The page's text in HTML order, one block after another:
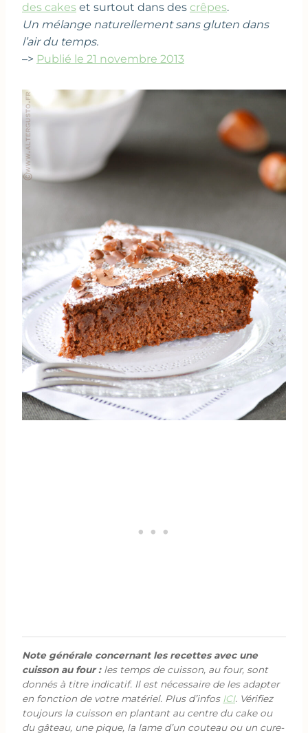
des cakes et surtout dans des crêpes.
Un mélange naturellement sans gluten dans
l’air du temps.
–> Publié le 21 novembre 2013
Note générale concernant les recettes avec une
cuisson au four :les temps de cuisson, au four, sont
donnés à titre indicatif. Il est nécessaire de les adapter
en fonction de votre matériel. Plus d’infos ICI. Vérifiez
toujours la cuisson en plantant au centre du cake ou
du gâteau, une pique, la lame d’un couteau ou un cure-